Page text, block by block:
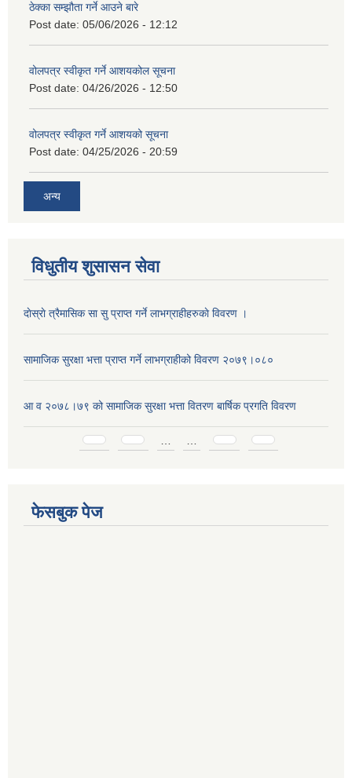
ठेक्का सम्झौता गर्ने आउने बारे
Post date: 05/06/2026 - 12:12
वोलपत्र स्वीकृत गर्ने आशयकोल सूचना
Post date: 04/26/2026 - 12:50
वोलपत्र स्वीकृत गर्ने आशयको सूचना
Post date: 04/25/2026 - 20:59
अन्य
विधुतीय शुसासन सेवा
दाेस्राे त्रैमासिक सा सु प्राप्त गर्ने लाभग्राहीहरुकाे विवरण ।
सामाजिक सुरक्षा भत्ता प्राप्त गर्ने लाभग्राहीको विवरण २०७९।०८०
आ व २०७८।७९ को सामाजिक सुरक्षा भत्ता वितरण बार्षिक प्रगति विवरण
Pages
फेसबुक पेज